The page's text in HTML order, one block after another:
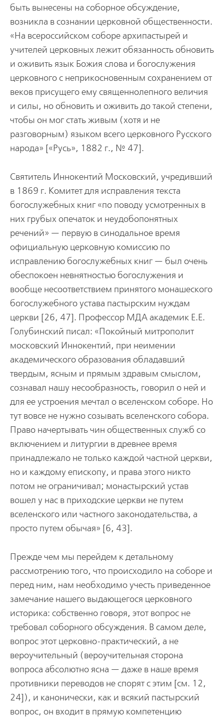
быть вынесены на соборное обсуждение,
возникла в сознании церковной общественности.
«На всероссийском соборе архипастырей и
учителей церковных лежит обязанность обновить
и оживить язык Божия слова и богослужения
церковного с неприкосновенным сохранением от
веков присущего ему священнолепного величия
и силы, но обновить и оживить до такой степени,
чтобы он мог стать живым (хотя и не
разговорным) языком всего церковного Русского
народа» [«Русь», 1882 г., № 47].
Святитель Иннокентий Московский, учредивший
в 1869 г. Комитет для исправления текста
богослужебных книг «по поводу усмотренных в
них грубых опечаток и неудобопонятных
речений» — первую в синодальное время
официальную церковную комиссию по
исправлению богослужебных книг — был очень
обеспокоен невнятностью богослужения и
вообще несоответствием принятого монашеского
богослужебного устава пастырским нуждам
церкви [26, 47]. Профессор МДА академик Е.Е.
Голубинский писал: «Покойный митрополит
московский Иннокентий, при неимении
академического образования обладавший
твердым, ясным и прямым здравым смыслом,
сознавал нашу несообразность, говорил о ней и
для ее устроения мечтал о вселенском соборе. Но
тут вовсе не нужно созывать вселенского собора.
Право начертывать чин общественных служб со
включением и литургии в древнее время
принадлежало не только каждой частной церкви,
но и каждому епископу, и права этого никто
потом не ограничивал; монастырский устав
вошел у нас в приходские церкви не путем
вселенского или частного законодательства, а
просто путем обычая» [6, 43].
Прежде чем мы перейдем к детальному
рассмотрению того, что происходило на соборе и
перед ним, нам необходимо учесть приведенное
замечание нашего выдающегося церковного
историка: собственно говоря, этот вопрос не
требовал соборного обсуждения. В самом деле,
вопрос этот церковно-практический, а не
вероучительный (вероучительная сторона
вопроса абсолютно ясна — даже в наше время
противники переводов не спорят с этим [см. 12,
24]), и канонически, как и всякий пастырский
вопрос, он входит в прямую компетенцию